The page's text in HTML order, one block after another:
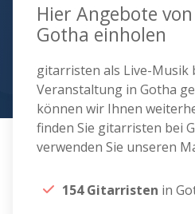
Hier Angebote
Gotha einholen
gitarristen als Live-Musik
Veranstaltung in Gotha
können wir Ihnen
finden Sie gitarristen bei
verwenden Sie unseren
154 Gitarristen in